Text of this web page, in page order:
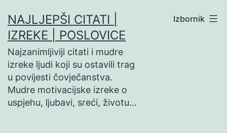
na
sadržaj
NAJLJEPŠI CITATI |
IZREKE | POSLOVICE
Najzanimljiviji citati i mudre
izreke ljudi koji su ostavili trag
u povijesti čovječanstva.
Mudre motivacijske izreke o
uspjehu, ljubavi, sreći, životu…
Izbornik